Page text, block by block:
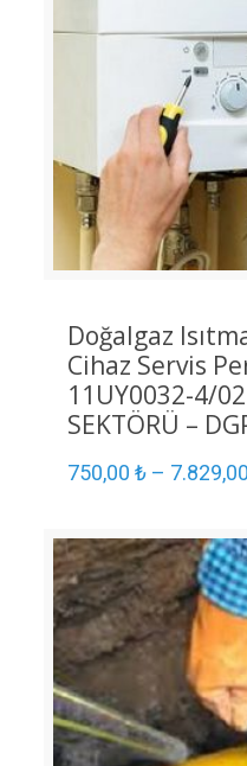
Doğalgaz
Cihaz Servis
11UY0032-4/
SEKTÖRÜ –
750,00 ₺– 7.829,00